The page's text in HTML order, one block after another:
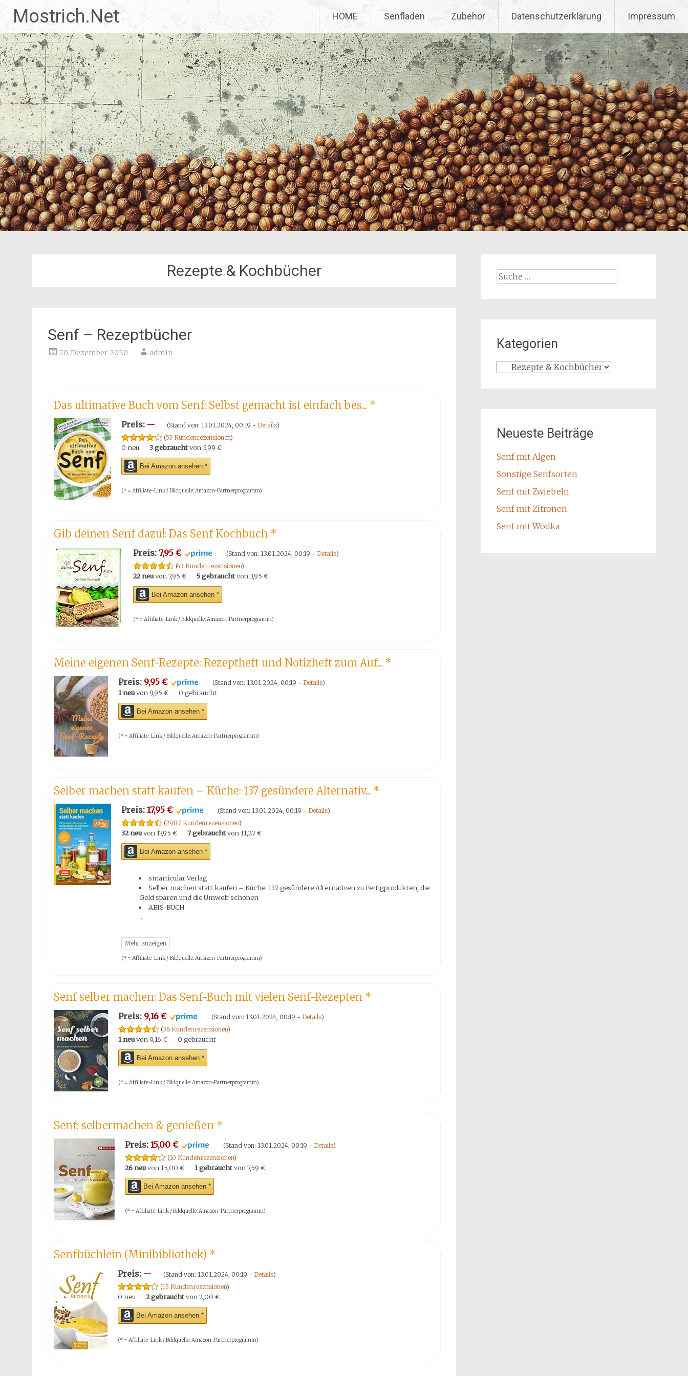
Inhalt
springen
Mostrich.Net HOME Senfladen Zubehör Datenschutzerklärung Impressum
Rezepte & Kochbücher
Senf – Rezeptbücher
20. Dezember 2020 admin
Das ultimative Buch vom Senf: Selbst gemacht ist einfach bes... *
Preis: -- (Stand von: 13.01.2024, 00:19 - Details)
(53 Kundenrezensionen)
0 neu 3 gebrauchtvon 5,99 €
Bei Amazon ansehen *
(* = Affiliate-Link / Bildquelle: Amazon-Partnerprogramm)
Gib deinen Senf dazu!: Das Senf Kochbuch *
Preis: 7,95 € (Stand von: 13.01.2024, 00:19 - Details)
(43 Kundenrezensionen)
22 neuvon 7,95 € 5 gebrauchtvon 3,95 €
Bei Amazon ansehen *
(* = Affiliate-Link / Bildquelle: Amazon-Partnerprogramm)
Meine eigenen Senf-Rezepte: Rezeptheft und Notizheft zum Auf... *
Preis: 9,95 € (Stand von: 13.01.2024, 00:19 - Details)
1 neuvon 9,95 € 0 gebraucht
Bei Amazon ansehen *
(* = Affiliate-Link / Bildquelle: Amazon-Partnerprogramm)
Selber machen statt kaufen – Küche: 137 gesündere Alternativ... *
Preis: 17,95 € (Stand von: 13.01.2024, 00:19 - Details)
(2987 Kundenrezensionen)
32 neuvon 17,95 € 7 gebrauchtvon 11,27 €
Bei Amazon ansehen *
smarticular Verlag
Selber machen statt kaufen – Küche: 137 gesündere Alternativen zu Fertigprodukten, die
Geld sparen und die Umwelt schonen
ABIS-BUCH
(* = Affiliate-Link / Bildquelle: Amazon-Partnerprogramm)
Senf selber machen: Das Senf-Buch mit vielen Senf-Rezepten *
Preis: 9,16 € (Stand von: 13.01.2024, 00:19 - Details)
(36 Kundenrezensionen)
1 neuvon 9,16 € 0 gebraucht
Bei Amazon ansehen *
(* = Affiliate-Link / Bildquelle: Amazon-Partnerprogramm)
Senf: selbermachen & genießen *
Preis: 15,00 € (Stand von: 13.01.2024, 00:19 - Details)
(10 Kundenrezensionen)
26 neuvon 15,00 € 1 gebrauchtvon 7,59 €
Bei Amazon ansehen *
(* = Affiliate-Link / Bildquelle: Amazon-Partnerprogramm)
Senfbüchlein (Minibibliothek) *
Preis: -- (Stand von: 13.01.2024, 00:19 - Details)
(15 Kundenrezensionen)
0 neu 2 gebrauchtvon 2,00 €
Bei Amazon ansehen *
(* = Affiliate-Link / Bildquelle: Amazon-Partnerprogramm)
Suche
Kategorien
Kategorien
Neueste Beiträge
Senf mit Algen
Sonstige Senfsorten
Senf mit Zwiebeln
Senf mit Zitronen
Senf mit Wodka